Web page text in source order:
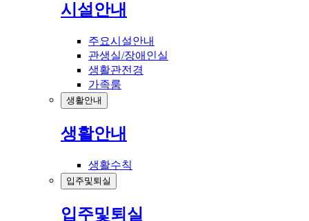
시설안내
주요시설안내
관생실/장애인실
생활관전경
가족룸
생활안내
생활안내
생활수칙
입주및퇴실
입주및퇴실